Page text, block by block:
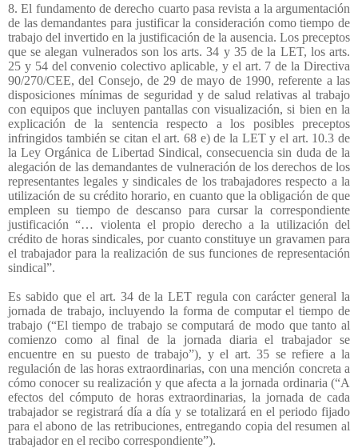
8. El fundamento de derecho cuarto pasa revista a la argumentación
de las demandantes para justificar la consideración como tiempo de
trabajo del invertido en la justificación de la ausencia. Los preceptos
que se alegan vulnerados son los arts. 34 y 35 de la LET, los arts.
25 y 54 del convenio colectivo aplicable, y el art. 7 de la Directiva
90/270/CEE, del Consejo, de 29 de mayo de 1990, referente a las
disposiciones mínimas de seguridad y de salud relativas al trabajo
con equipos que incluyen pantallas con visualización, si bien en la
explicación de la sentencia respecto a los posibles preceptos
infringidos también se citan el art. 68 e) de la LET y el art. 10.3 de
la Ley Orgánica de Libertad Sindical, consecuencia sin duda de la
alegación de las demandantes de vulneración de los derechos de los
representantes legales y sindicales de los trabajadores respecto a la
utilización de su crédito horario, en cuanto que la obligación de que
empleen su tiempo de descanso para cursar la correspondiente
justificación “… violenta el propio derecho a la utilización del
crédito de horas sindicales, por cuanto constituye un gravamen para
el trabajador para la realización de sus funciones de representación
sindical”.
Es sabido que el art. 34 de la LET regula con carácter general la
jornada de trabajo, incluyendo la forma de computar el tiempo de
trabajo (“El tiempo de trabajo se computará de modo que tanto al
comienzo como al final de la jornada diaria el trabajador se
encuentre en su puesto de trabajo”), y el art. 35 se refiere a la
regulación de las horas extraordinarias, con una mención concreta a
cómo conocer su realización y que afecta a la jornada ordinaria (“A
efectos del cómputo de horas extraordinarias, la jornada de cada
trabajador se registrará día a día y se totalizará en el periodo fijado
para el abono de las retribuciones, entregando copia del resumen al
trabajador en el recibo correspondiente”).